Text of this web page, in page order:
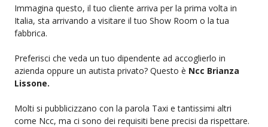
Immagina questo, il tuo cliente arriva per la prima volta in
Italia, sta arrivando a visitare il tuo Show Room o la tua
fabbrica.
Preferisci che veda un tuo dipendente ad accoglierlo in
azienda oppure un autista privato? Questo è Ncc Brianza
Lissone.
Molti si pubblicizzano con la parola Taxi e tantissimi altri
come Ncc, ma ci sono dei requisiti bene precisi da rispettare.